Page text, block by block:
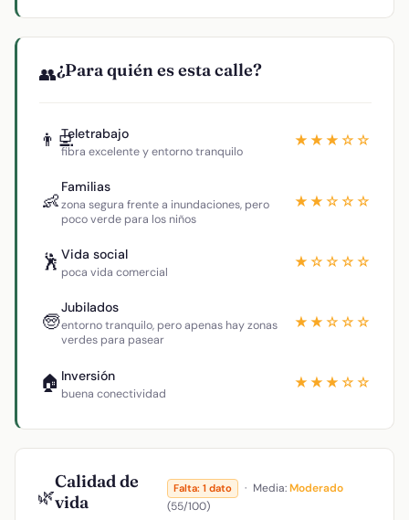
👥¿Para quién es esta calle?
👨‍💻Teletrabajo
fibra excelente y entorno tranquilo
★★★☆☆
👶
Familias
zona segura frente a inundaciones, pero
poco verde para los niños
★★☆☆☆
🕺 Vida social
poca vida comercial
★☆☆☆☆
🧓
Jubilados
entorno tranquilo, pero apenas hay zonas
verdes para pasear
★★☆☆☆
🏠 Inversión
buena conectividad
★★★☆☆
🌿
Calidad de
vida
Falta: 1 dato · Media:Moderado
(55/100)